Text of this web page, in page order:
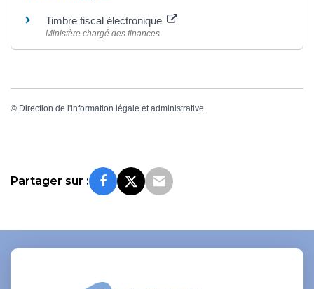
Timbre fiscal électronique
Ministère chargé des finances
© Direction de l'information légale et administrative
Partager sur :